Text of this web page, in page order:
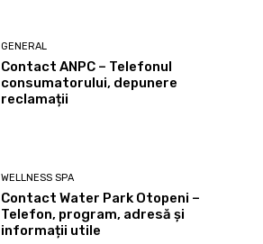
GENERAL
Contact ANPC – Telefonul
consumatorului, depunere
reclamații
WELLNESS SPA
Contact Water Park Otopeni –
Telefon, program, adresă și
informații utile